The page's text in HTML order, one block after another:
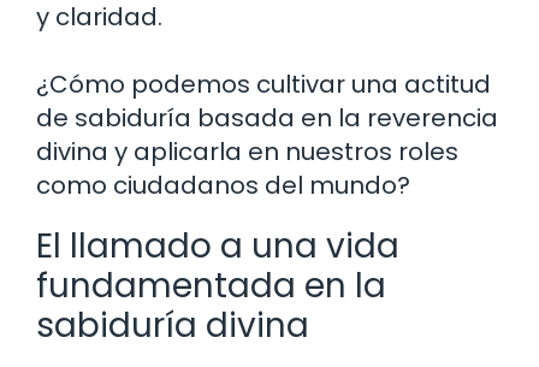
y claridad.
¿Cómo podemos cultivar una actitud
de sabiduría basada en la reverencia
divina y aplicarla en nuestros roles
como ciudadanos del mundo?
El llamado a una vida
fundamentada en la
sabiduría divina